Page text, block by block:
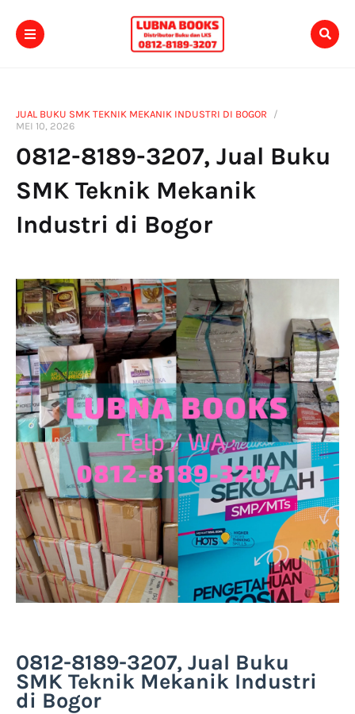
JUAL BUKU SMK TEKNIK MEKANIK INDUSTRI DI BOGOR
MEI 10, 2026
0812-8189-3207, Jual Buku
SMK Teknik Mekanik
Industri di Bogor
0812-8189-3207, Jual Buku
SMK Teknik Mekanik Industri
di Bogor